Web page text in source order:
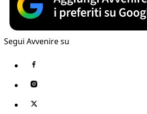
Segui Avvenire su